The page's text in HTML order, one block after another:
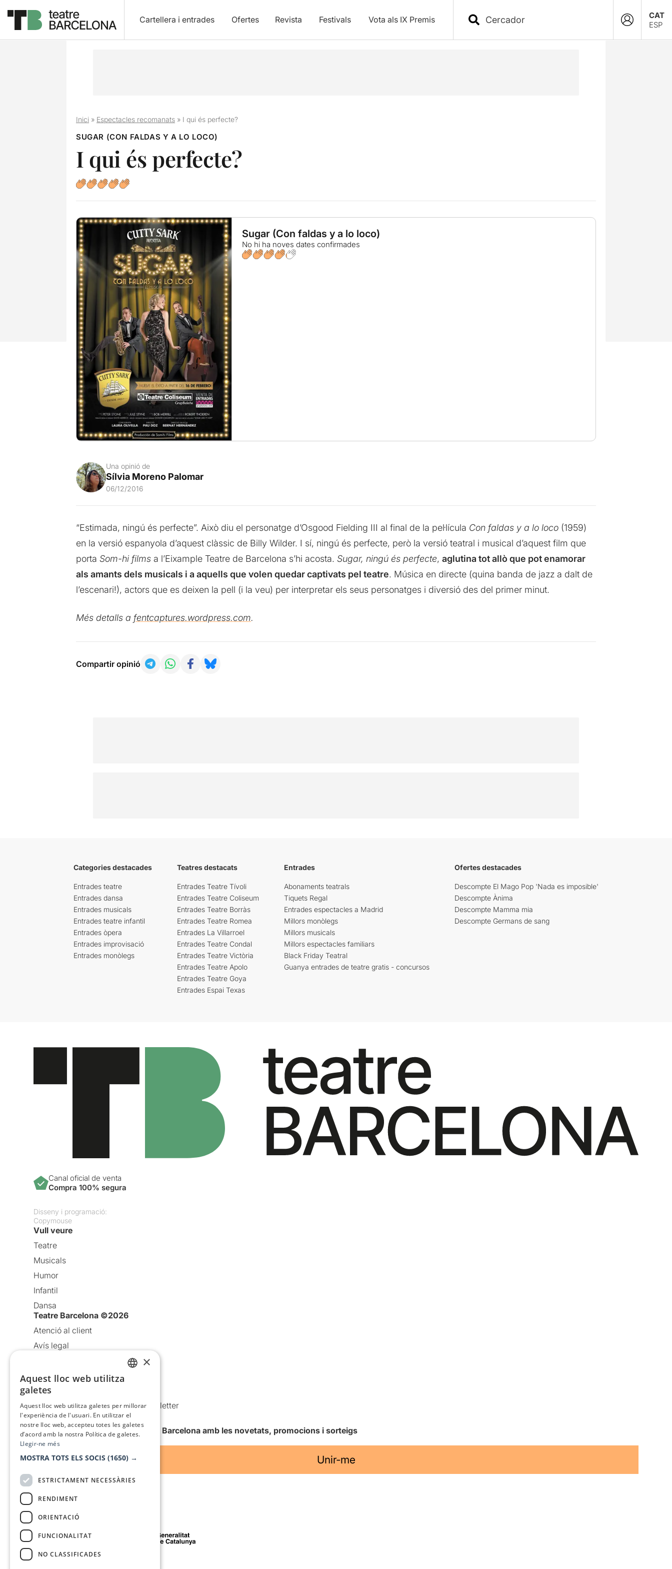
Cartellera i entrades Ofertes Revista Festivals Vota als IX Premis
CAT
ESP
Inici» Espectacles recomanats» I qui és perfecte?
SUGAR (CON FALDAS Y A LO LOCO)
I qui és perfecte?
Sugar (Con faldas y a lo loco)
No hi ha noves dates confirmades
Una opinió de
Sílvia Moreno Palomar
06/12/2016
“Estimada, ningú és perfecte”. Això diu el personatge d’Osgood Fielding III al final de la pel·lícula Con faldas y a lo loco(1959)
en la versió espanyola d’aquest clàssic de Billy Wilder. I sí, ningú és perfecte, però la versió teatral i musical d’aquest film que
porta Som-hi filmsa l’Eixample Teatre de Barcelona s’hi acosta. Sugar, ningú és perfecte, aglutina tot allò que pot enamorar
als amants dels musicals i a aquells que volen quedar captivats pel teatre. Música en directe (quina banda de jazz a dalt de
l’escenari!), actors que es deixen la pell (i la veu) per interpretar els seus personatges i diversió des del primer minut.
Més detalls a fentcaptures.wordpress.com.
Compartir opinió
Categories destacades
Entrades teatre
Entrades dansa
Entrades musicals
Entrades teatre infantil
Entrades òpera
Entrades improvisació
Entrades monòlegs
Teatres destacats
Entrades Teatre Tívoli
Entrades Teatre Coliseum
Entrades Teatre Borràs
Entrades Teatre Romea
Entrades La Villarroel
Entrades Teatre Condal
Entrades Teatre Victòria
Entrades Teatre Apolo
Entrades Teatre Goya
Entrades Espai Texas
Entrades
Abonaments teatrals
Tiquets Regal
Entrades espectacles a Madrid
Millors monòlegs
Millors musicals
Millors espectacles familiars
Black Friday Teatral
Guanya entrades de teatre gratis - concursos
Ofertes destacades
Descompte El Mago Pop 'Nada es imposible'
Descompte Ànima
Descompte Mamma mia
Descompte Germans de sang
Canal oficial de venta
Compra 100% segura
Disseny i programació:
Copymouse
Vull veure
Teatre
Musicals
Humor
Infantil
Dansa
Teatre Barcelona ©2026
Atenció al client
Avís legal
Política de cookies
Condicions d’ús
Comunicacions comercials i Newsletter
Anuncia’t
Vull rebre la newsletter de Teatre Barcelona amb les novetats, promocions i sorteigs
Unir-me
Amb el suport de
×
Aquest lloc web utilitza
galetes
Aquest lloc web utilitza galetes per millorar
l'experiència de l'usuari. En utilitzar el
nostre lloc web, accepteu totes les galetes
d’acord amb la nostra Política de galetes.
Llegir-ne més
MOSTRA TOTS ELS SOCIS (1650) →
ESTRICTAMENT NECESSÀRIES
RENDIMENT
ORIENTACIÓ
FUNCIONALITAT
NO CLASSIFICADES